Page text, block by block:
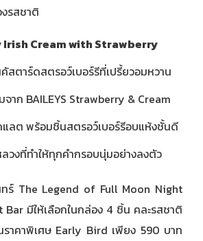
รสชาติ
Cream with Strawberry
สตาร์ดสตรอว์เบอร์รีที่เปรี้ยวอมหวาน
าก BAILEYS Strawberry & Cream
แลต พร้อมชิ้นสตรอว์เบอร์รีอบแห้งชั้นดี
ลวงที่ทำให้ทุกคำกรอบนุ่มอย่างลงตัว
ทร์ The Legend of Full Moon Night
Bar มีให้เลือกในกล่อง 4 ชิ้น คละรสชาติ
าคาพิเศษ Early Bird เพียง 590 บาท